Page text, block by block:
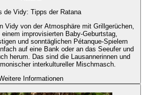
de Vidy: Tipps der Ratana
Vidy von der Atmosphäre mit Grillgerüchen,
improvisierten Baby-Geburtstag,
und sonntäglichen Pétanque-Spielern
auf eine Bank oder an das Seeufer und
herum. Das sind die Lausannerinnen und
interkultureller Mischmasch.
Informationen